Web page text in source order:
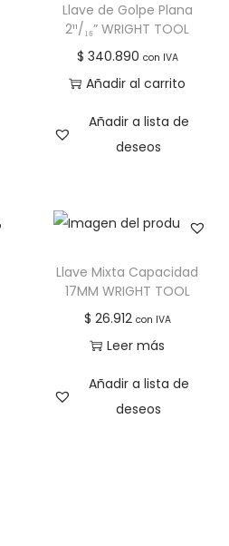
Llave de Golpe Plana
2¹¹/₁₆” WRIGHT TOOL
$ 340.890 con IVA
Añadir al carrito
Añadir a lista de
deseos
Llave Mixta Capacidad
17MM WRIGHT TOOL
$ 26.912 con IVA
Leer más
Añadir a lista de
deseos